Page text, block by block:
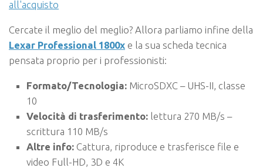
Cercate il meglio del meglio? Allora parliamo infine della
Lexar Professional 1800x e la sua scheda tecnica
pensata proprio per i professionisti:
Formato/Tecnologia: MicroSDXC – UHS-II, classe
10
Velocità di trasferimento: lettura 270 MB/s –
scrittura 110 MB/s
Altre info: Cattura, riproduce e trasferisce file e
video Full-HD, 3D e 4K